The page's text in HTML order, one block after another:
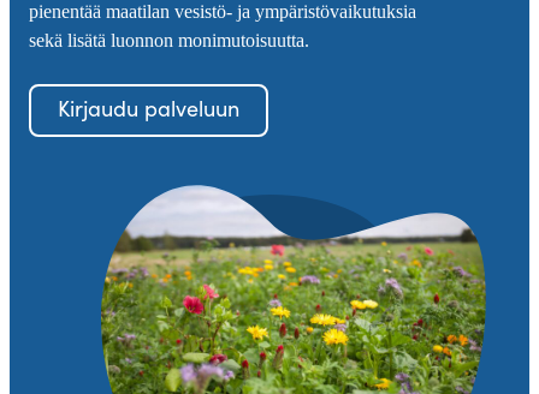
pienentää maatilan vesistö- ja ympäristövaikutuksia
sekä lisätä luonnon monimutoisuutta.
Kirjaudu palveluun